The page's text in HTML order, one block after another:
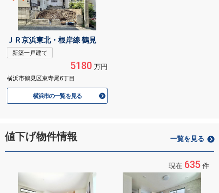
ＪＲ京浜東北・根岸線 鶴見
新築一戸建て
5180万円
横浜市鶴見区東寺尾6丁目
横浜市の一覧を見る
値下げ物件情報 一覧を見る
現在 635 件